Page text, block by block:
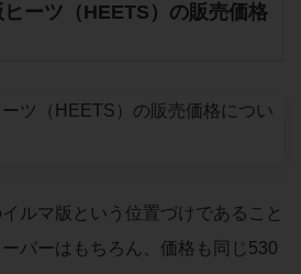
ーツ（HEETS）の販売価格
ルマ版という位置づけであること
バーはもちろん、価格も同じ530